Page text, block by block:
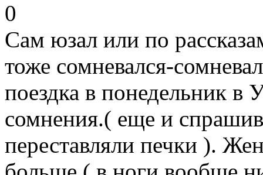
0
Сам юзал или по
тоже сомневался-
поездка в понедельник в
сомнения.( еще и
переставляли печки ).